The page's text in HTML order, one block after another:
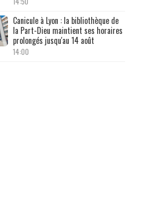
Canicule à Lyon : la bibliothèque de
la Part-Dieu maintient ses horaires
prolongés jusqu'au 14 août
14:00